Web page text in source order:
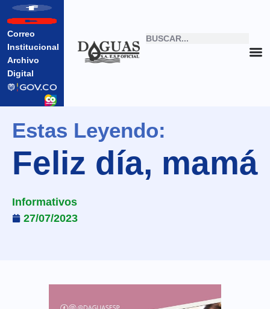
Correo
Institucional
Archivo
Digital
Estas Leyendo:
Feliz día, mamá
Informativos
27/07/2023